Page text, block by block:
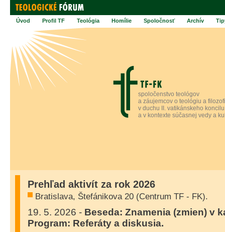
Úvod Profil TF Teológia Homílie Spoločnosť Archív
spoločenstvo teológov
a záujemcov o teológiu a
v duchu II. vatikánskeho koncilu
a v kontexte súčasnej vedy a
Prehľad aktivít za rok 2026
Bratislava, Štefánikova 20 (Centrum TF - FK).
19. 5. 2026 - Beseda: Znamenia (zmien) v
Program: Referáty a diskusia.